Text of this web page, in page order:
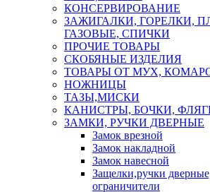
КОНСЕРВИРОВАНИЕ
ЗАЖИГАЛКИ, ГОРЕЛКИ,
ГАЗОВЫЕ, СПИЧКИ
ПРОЧИЕ ТОВАРЫ
СКОБЯНЫЕ ИЗДЕЛИЯ
ТОВАРЫ ОТ МУХ,
НОЖНИЦЫ
ТАЗЫ,МИСКИ
КАНИСТРЫ, БОЧКИ,
ЗАМКИ, РУЧКИ ДВЕРНЫЕ
Замок врезной
Замок накладной
Замок навесной
Защелки,ручки
ограничители